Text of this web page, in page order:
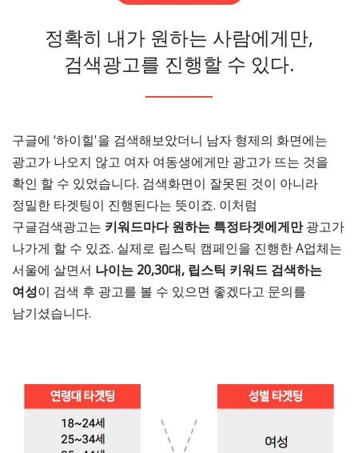
정확히 내가 원하는 사람에게만,
검색광고를 진행할 수 있다.
구글에 ‘하이힐'을 검색해보았더니 남자 형제의 화면에는
광고가 나오지 않고 여자 여동생에게만 광고가 뜨는 것을
확인 할 수 있었습니다. 검색화면이 잘못된 것이 아니라
정밀한 타겟팅이 진행된다는 뜻이죠. 이처럼
구글검색광고는 키워드마다 원하는 특정타겟에게만광고가
나가게 할 수 있죠. 실제로 립스틱 캠페인을 진행한 A업체는
서울에 살면서 나이는 20,30대, 립스틱 키워드 검색하는
여성이 검색 후 광고를 볼 수 있으면 좋겠다고 문의를
남기셨습니다.